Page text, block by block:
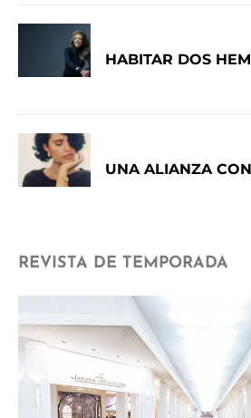
HABITAR DOS
UNA ALIANZA
REVISTA DE TEMPORADA